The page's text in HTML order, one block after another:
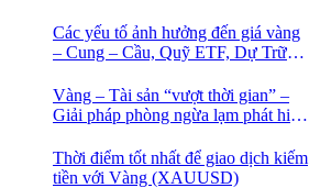
Các yếu tố ảnh hưởng đến giá vàng
– Cung – Cầu, Quỹ ETF, Dự Trữ
Vàng – Tài sản “vượt thời gian” –
Giải pháp phòng ngừa lạm phát hiệu
Thời điểm tốt nhất để giao dịch kiếm
tiền với Vàng (XAUUSD)